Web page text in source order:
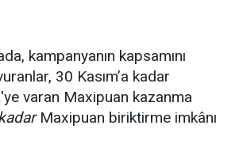
kampanyanın kapsamını
30 Kasım’a kadar
varan Maxipuan kazanma
Maxipuan biriktirme imkânı